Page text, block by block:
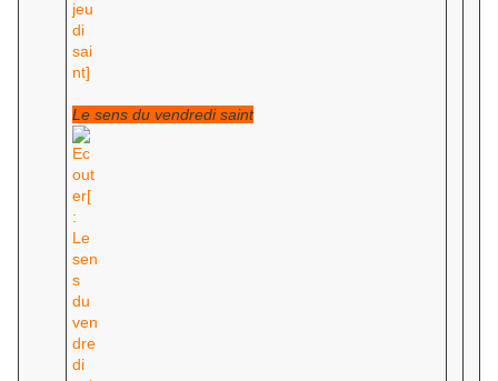
Le sens du vendredi saint